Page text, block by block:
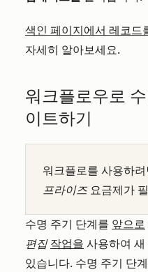
색인 페이지에서 레코드
자세히 알아보세요.
워크플로우로
이트하기
워크플로를 사용하려
프라이즈 요금제가
수명 주기 단계를 앞으로
편집 작업을 사용하여
있습니다. 수명 주기 단